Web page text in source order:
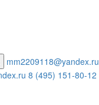
mm2209118@yandex.ru
8 (495) 151-80-12